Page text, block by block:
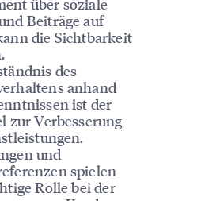
Beiträge auf
die Sichtbarkeit
des
anhand
ist der
zur Verbesserung
und
spielen
Rolle bei der